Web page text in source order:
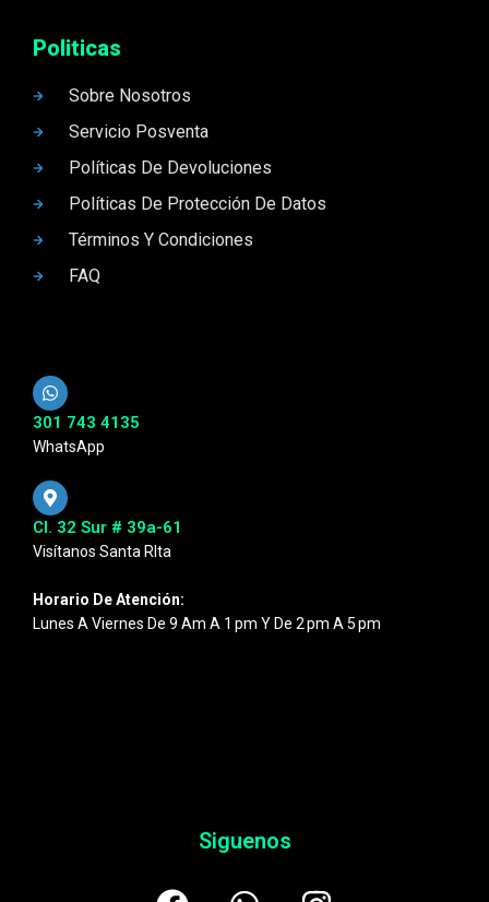
Politicas
Sobre Nosotros
Servicio Posventa
Políticas De Devoluciones
Políticas De Protección De Datos
Términos Y Condiciones
FAQ
301 743 4135
WhatsApp
Cl. 32 Sur # 39a-61
Visítanos Santa RIta
Horario De Atención:
Lunes A Viernes De 9 Am A 1 Pm Y De 2 Pm A 5 Pm
Siguenos